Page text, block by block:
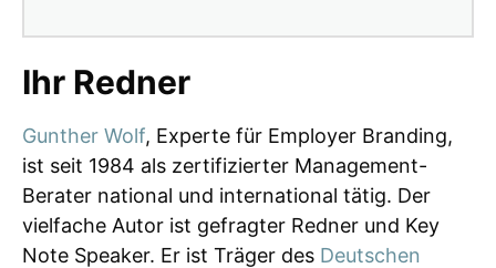
Ihr Redner
Gunther Wolf, Experte für Employer Branding,
ist seit 1984 als zertifizierter Management-
Berater national und international tätig. Der
vielfache Autor ist gefragter Redner und Key
Note Speaker. Er ist Träger des Deutschen